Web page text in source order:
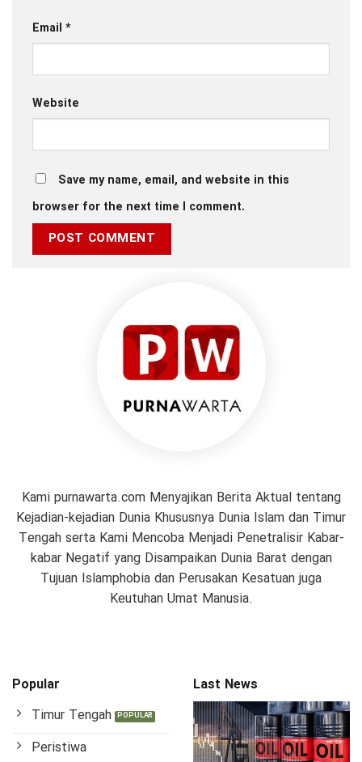
Email *
Website
Save my name, email, and website in this
browser for the next time I comment.
Kami purnawarta.com Menyajikan Berita Aktual tentang
Kejadian-kejadian Dunia Khususnya Dunia Islam dan Timur
Tengah serta Kami Mencoba Menjadi Penetralisir Kabar-
kabar Negatif yang Disampaikan Dunia Barat dengan
Tujuan Islamphobia dan Perusakan Kesatuan juga
Keutuhan Umat Manusia.
Popular
Timur Tengah
Peristiwa
Last News